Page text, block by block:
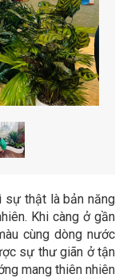
sự thật là bản năng
Khi càng ở gần
cùng dòng nước
sự thư giãn ở tận
mang thiên nhiên